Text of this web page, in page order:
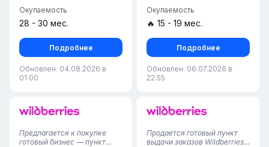
Окупаемость
28 - 30 мес.
Подробнее
Обновлен: 04.08.2026 в
01:00
Окупаемость
🔥 15 - 19 мес.
Подробнее
Обновлен: 06.07.2026 в
22:55
Предлагается к покупке
готовый бизнес — пункт
Продается готовый пункт
выдачи заказов Wildberries в